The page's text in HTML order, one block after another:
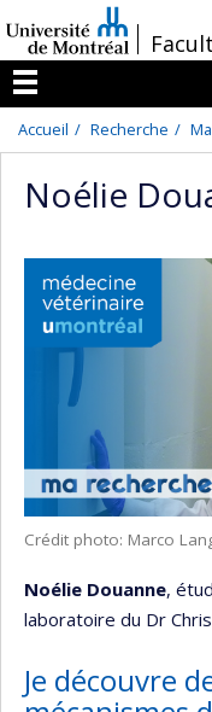
au
contenu
/
Menu
Accueil Recherche
Noélie
Crédit photo: Marco
Noélie Douanne,
laboratoire du Dr
Je découvre